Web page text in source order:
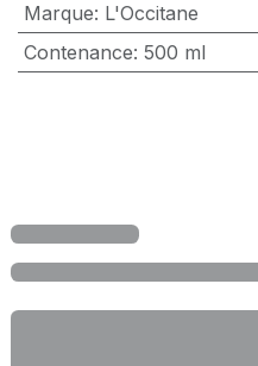
Marque: L'Occitane
Contenance: 500 ml